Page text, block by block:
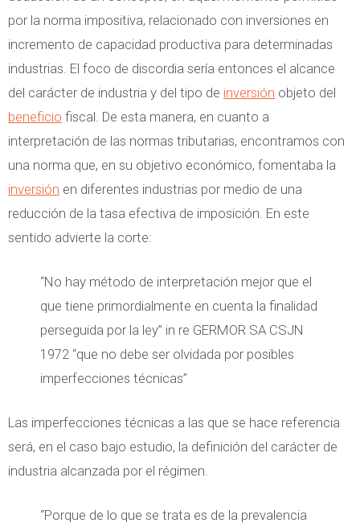
por la norma impositiva, relacionado con inversiones en
incremento de capacidad productiva para determinadas
industrias. El foco de discordia sería entonces el alcance
del carácter de industria y del tipo de inversión objeto del
beneficio fiscal. De esta manera, en cuanto a
interpretación de las normas tributarias, encontramos con
una norma que, en su objetivo económico, fomentaba la
inversión en diferentes industrias por medio de una
reducción de la tasa efectiva de imposición. En este
sentido advierte la corte:
“No hay método de interpretación mejor que el
que tiene primordialmente en cuenta la finalidad
perseguida por la ley” in re GERMOR SA CSJN
1972 “que no debe ser olvidada por posibles
imperfecciones técnicas”
Las imperfecciones técnicas a las que se hace referencia
será, en el caso bajo estudio, la definición del carácter de
industria alcanzada por el régimen.
“Porque de lo que se trata es de la prevalencia